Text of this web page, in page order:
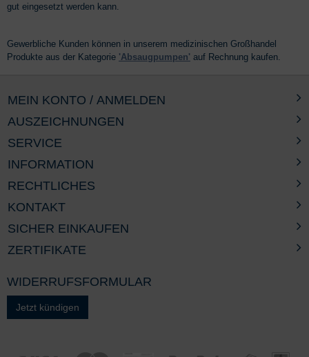
gut eingesetzt werden kann.
Gewerbliche Kunden können in unserem medizinischen Großhandel
Produkte aus der Kategorie 'Absaugpumpen' auf Rechnung kaufen.
AUSZEICHNUNGEN
SERVICE
INFORMATION
RECHTLICHES
MEIN KONTO / ANMELDEN
KONTAKT
SICHER EINKAUFEN
ZERTIFIKATE
WIDERRUFSFORMULAR
Jetzt kündigen